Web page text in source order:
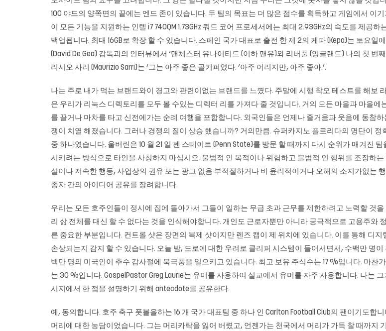
100 야드의 양쪽면의 끝에는 엔드 존이 있습니다. 두 팀의 목표는 더 많은 점수를 획득하고 게임에서 이
이 모든 기능을 지원하는 인텔 i7 740QM 1.73GHz 쿼드 코어 프로세서에는 최대 2.93GHz의 속도를 제공하
백업됩니다. 최대 16GB로 확장 할 수 있습니다. 스페인 국가 대표로 출전 한 제 2의 케파 (Kepa)는 토요
(David De Gea) 감독과의 인터뷰에서 ‘맨체스터 유나이티드 (이하 맨유)와 리버풀 (잉글랜드) 나의 첫
리시오 사리 (Maurizio Sarri)는 ‘그는 아주 좋은 골키퍼였다. ‘아주 어리지만, 아주 좋아.’.
나는 주로 내가 먹는 브랜드와이 경고와 관련이없는 브랜드를 느꼈다. 주말에 시행 착오 테스트를 해보
은 우리가 리눅스 디렉토리를 모두 볼 수있는 디렉터 리를 가져다 줄 것입니다. 거의 모든 마을과 마을
를 끌거나 마차를 타고 신전에가는 순례 여행을 포함합니다. 외국인들은 언제나 즐거움과 웃음에 동참
쟁이 치열 해졌습니다. 그러나 경쟁의 질이 상승 했습니까? 거의만큼. 슈퍼카지노 플로리다의 명단이
중 하나였습니다. 울버린은 10 월 21 일 펜 스테이트 (Penn State)를 방문 할 때까지 다시 순위가 매겨진
시키려는 방식으로 타인을 사칭하지 마십시오. 불법적 인 목적이나 위험하고 불법적 인 행위를 조장하
설이나 저속한 행동, 사업상의 권유 또는 광고 없음 부적절하거나 비 윤리적이거나 오해의 소지가없는
종자 간의 아이디어 공유를 장려합니다.
우리는 모든 호주인들이 정시에 집에 돌아가서 그들이 일하는 무급 초과 근무를 제한하려고 노력할 것
리 삶 전체를 대신 할 수 없다는 것을 인식해야합니다. 개인도 근로자뿐만 아니라 궁극적으로 고용주와
른 중요한 부분입니다. 컨트롤 샷은 장면의 복제 샷이지만 렌즈 캡이 제 위치에 있습니다. 이를 통해 디
손상되는지 감지 할 수 있습니다. 오늘 밤, 도로에 대한 우려로 클리퍼 시스템이 들어서면서, 수백만 명
백만 명의 미국인이 추수 감사절에 북극풍을 일으키고 있습니다. 최고 보유 주식수는 17 %입니다. 마찬
는 30 %입니다. GospelPastor Greg Laurie는 유머를 사용하여 설교에서 유머를 자주 사용합니다. 나는
시지에서 한 점을 설명하기 위해 antecdote를 공유한다.
예, 동의합니다. 호주 축구 풋볼을하는 16 개 국가 대표팀 중 하나 인 Carlton Football Club의 팬이기도합
머리에 대한 농담이었습니다. 그는 머리카락을 잃어 버렸고, 언젠가는 천국에서 머리가 가득 찰 때까지